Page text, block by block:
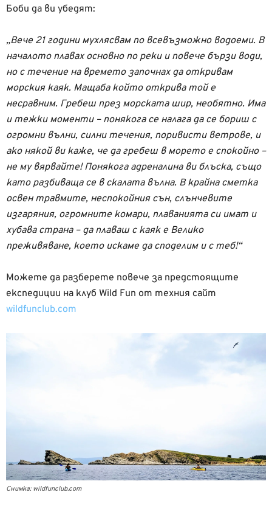
Боби да ви убедят:
„Вече 21 години мухлясвам по всевъзможно водоеми. В
началото плавах основно по реки и повече бързи води,
но с течение на времето започнах да откривам
морския каяк. Мащаба който открива той е
несравним. Гребеш през морската шир, необятно. Има
и тежки моменти – понякога се налага да се бориш с
огромни вълни, силни течения, поривисти ветрове, и
ако някой ви каже, че да гребеш в морето е спокойно –
не му вярвайте! Понякога адреналина ви блъска, също
като разбиваща се в скалата вълна. В крайна сметка
освен травмите, неспокойния сън, слънчевите
изгаряния, огромните комари, плаванията си имат и
хубава страна – да плаваш с каяк е Велико
преживяване, което искаме да споделим и с теб!“
Можете да разберете повече за предстоящите
експедиции на клуб Wild Fun от техния сайт
wildfunclub.com
Снимка: wildfunclub.com